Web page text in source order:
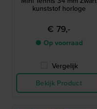
kunststof horloge
€ 79,-
● Op voorraad
Vergelijk
Bekijk Product